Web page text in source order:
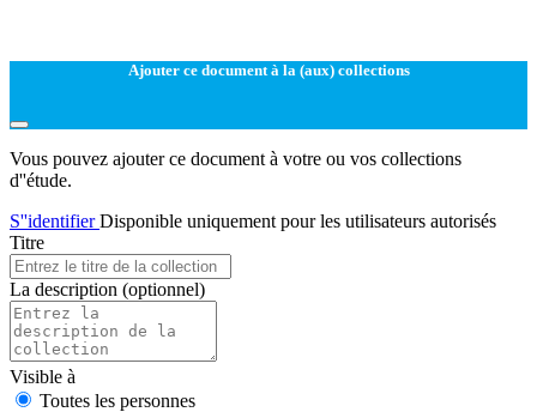
Ajouter ce document à la (aux) collections
Vous pouvez ajouter ce document à votre ou vos collections
d''étude.
S''identifierDisponible uniquement pour les utilisateurs autorisés
Titre
La description (optionnel)
Visible à
Toutes les personnes